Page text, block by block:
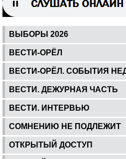
ВЫБОРЫ 2026
ВЕСТИ-ОРЁЛ
ВЕСТИ-ОРЁЛ. СОБЫТИЯ
ВЕСТИ. ДЕЖУРНАЯ ЧАСТЬ
ВЕСТИ. ИНТЕРВЬЮ
СОМНЕНИЮ НЕ ПОДЛЕЖИТ
ОТКРЫТЫЙ ДОСТУП